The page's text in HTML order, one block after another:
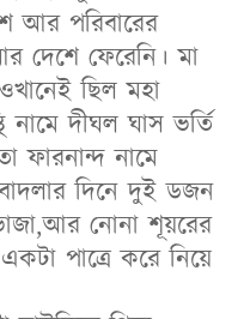
আর পরিবারের
দেশে ফেরেনি। মা
ছিল মহা
নামে দীঘল ঘাস ভর্তি
ফারনান্দ নামে
দিনে দুই ডজন
নোনা শূয়রের
পাত্রে করে নিয়ে